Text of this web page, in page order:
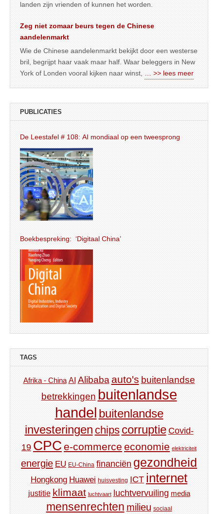
landen zijn vrienden of kunnen het worden.
Zeg niet zomaar beurs tegen de Chinese
aandelenmarkt
Wie de Chinese aandelenmarkt bekijkt door een westerse
bril, begrijpt haar vaak maar half. Waar beleggers in New
York of Londen vooral kijken naar winst,
… >> lees meer
PUBLICATIES
De Leestafel # 108: AI mondiaal op een tweesprong
Boekbespreking: ‘Digitaal China’
TAGS
Afrika - China AI Alibaba auto's buitenlandse
betrekkingen buitenlandse
handel buitenlandse
investeringen chips corruptie Covid-
19 CPC e-commerce economie elektriciteit
energie EU EU-China financiën gezondheid
Hongkong Huawei huisvesting ICT internet
justitie klimaat luchtvaart luchtvervuiling media
mensenrechten milieu sociaal